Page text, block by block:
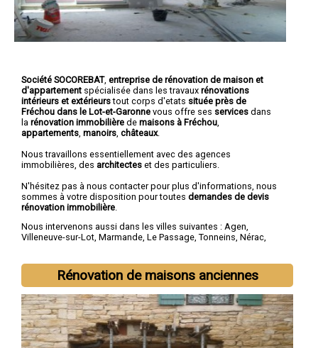
Société SOCOREBAT, entreprise de rénovation de maison et
d'appartement spécialisée dans les travaux rénovations
intérieurs et extérieurstout corps d'etats située près de
Fréchou dans le Lot-et-Garonne vous offre ses services dans
la rénovation immobilière de maisons à Fréchou
appartements manoirs châteaux.
Nous travaillons essentiellement avec des agences
immobilières, des architectes et des particuliers.
N'hésitez pas à nous contacter pour plus d'informations, nous
sommes à votre disposition pour toutes demandes de devis
rénovation immobilière
Nous intervenons aussi dans les villes suivantes : Agen,
Villeneuve-sur-Lot, Marmande, Le Passage, Tonneins, Nérac,
Rénovation de maisons anciennes